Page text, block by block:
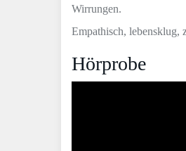
Wirrungen.
Empathisch, lebensklug,
Hörprobe